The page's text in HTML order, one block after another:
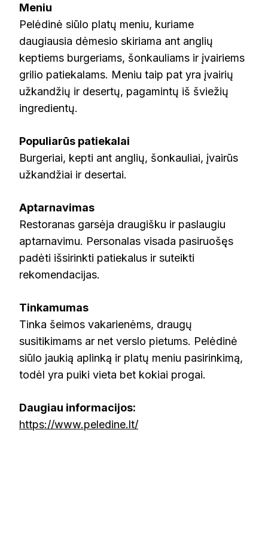
Meniu
Pelėdinė siūlo platų meniu, kuriame
daugiausia dėmesio skiriama ant anglių
keptiems burgeriams, šonkauliams ir įvairiems
grilio patiekalams. Meniu taip pat yra įvairių
užkandžių ir desertų, pagamintų iš šviežių
ingredientų.
Populiarūs patiekalai
Burgeriai, kepti ant anglių, šonkauliai, įvairūs
užkandžiai ir desertai.
Aptarnavimas
Restoranas garsėja draugišku ir paslaugiu
aptarnavimu. Personalas visada pasiruošęs
padėti išsirinkti patiekalus ir suteikti
rekomendacijas.
Tinkamumas
Tinka šeimos vakarienėms, draugų
susitikimams ar net verslo pietums. Pelėdinė
siūlo jaukią aplinką ir platų meniu pasirinkimą,
todėl yra puiki vieta bet kokiai progai​.
Daugiau informacijos:
https://www.peledine.lt/